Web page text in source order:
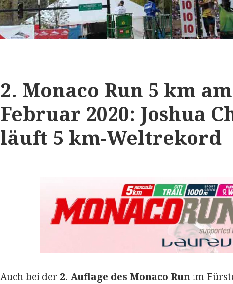
2. Monaco Run 5 km
Februar 2020: Joshua
läuft 5 km-Weltrekord
Auch bei der 2. Auflage des Monaco Runim